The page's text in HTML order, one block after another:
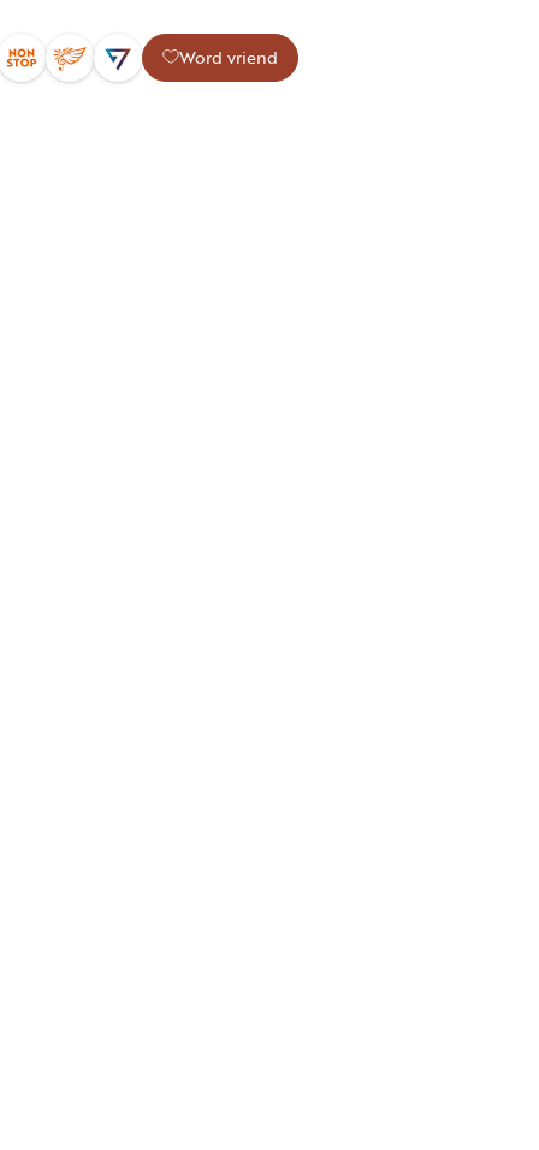
Word vriend